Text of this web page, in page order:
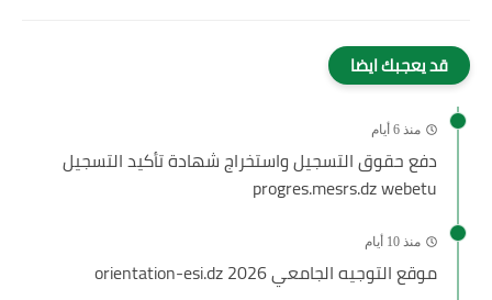
قد يعجبك ايضا
منذ 6 أيام
دفع حقوق التسجيل واستخراج شهادة تأكيد التسجيل
progres.mesrs.dz webetu
منذ 10 أيام
موقع التوجيه الجامعي 2026 orientation-esi.dz